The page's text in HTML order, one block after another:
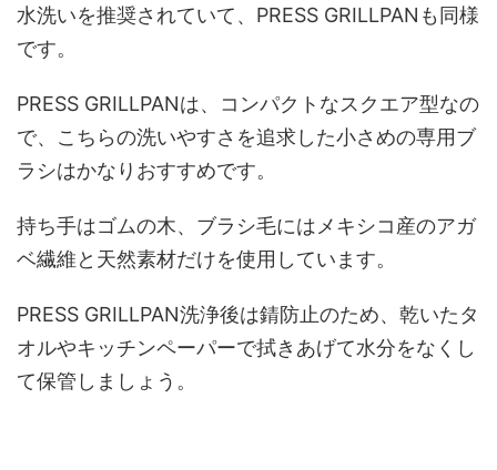
水洗いを推奨されていて、PRESS GRILLPANも同様
です。
PRESS GRILLPANは、コンパクトなスクエア型なの
で、こちらの洗いやすさを追求した小さめの専用ブ
ラシはかなりおすすめです。
持ち手はゴムの木、ブラシ毛にはメキシコ産のアガ
ベ繊維と天然素材だけを使用しています。
PRESS GRILLPAN洗浄後は錆防止のため、乾いたタ
オルやキッチンペーパーで拭きあげて水分をなくし
て保管しましょう。